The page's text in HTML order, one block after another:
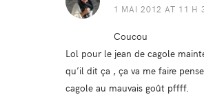
1 MAI 2012 AT 11 H
Coucou
Lol pour le jean de cagole
qu’il dit ça , ça va me faire
cagole au mauvais goût pffff.